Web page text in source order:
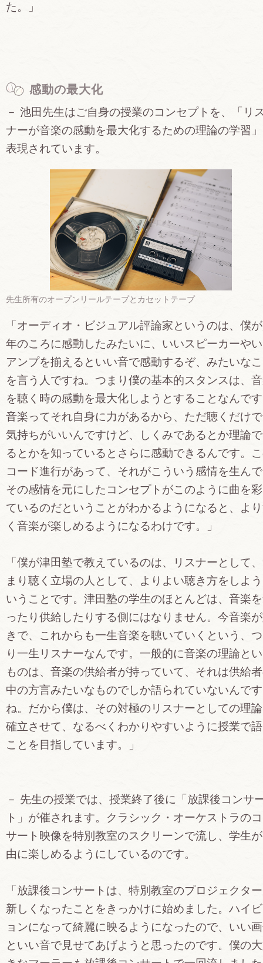
た。」
感動の最大化
－ 池田先生はご自身の授業のコンセプトを、「リ
ナーが音楽の感動を最大化するための理論の学習
表現されています。
先生所有のオープンリールテープとカセットテープ
「オーディオ・ビジュアル評論家というのは、僕
年のころに感動したみたいに、いいスピーカーや
アンプを揃えるといい音で感動するぞ、みたいな
を言う人ですね。つまり僕の基本的スタンスは、
を聴く時の感動を最大化しようとすることなんで
音楽ってそれ自身に力があるから、ただ聴くだけ
気持ちがいいんですけど、しくみであるとか理論
るとかを知っているとさらに感動できるんです。
コード進行があって、それがこういう感情を生ん
その感情を元にしたコンセプトがこのように曲を
ているのだということがわかるようになると、よ
く音楽が楽しめるようになるわけです。」
「僕が津田塾で教えているのは、リスナーとして
まり聴く立場の人として、よりよい聴き方をしよ
いうことです。津田塾の学生のほとんどは、音楽
ったり供給したりする側にはなりません。今音楽
きで、これからも一生音楽を聴いていくという、
り一生リスナーなんです。一般的に音楽の理論と
ものは、音楽の供給者が持っていて、それは供給
中の方言みたいなものでしか語られていないんです
ね。だから僕は、その対極のリスナーとしての理
確立させて、なるべくわかりやすいように授業で
ことを目指しています。」
－ 先生の授業では、授業終了後に「放課後コンサ
ト」が催されます。クラシック・オーケストラの
サート映像を特別教室のスクリーンで流し、学生
由に楽しめるようにしているのです。
「放課後コンサートは、特別教室のプロジェクタ
新しくなったことをきっかけに始めました。ハイ
ョンになって綺麗に映るようになったので、いい
といい音で見せてあげようと思ったのです。僕の